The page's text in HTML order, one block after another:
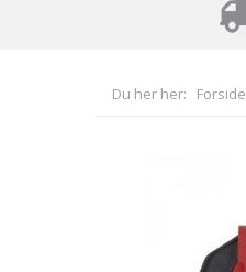
Du her her: Forside